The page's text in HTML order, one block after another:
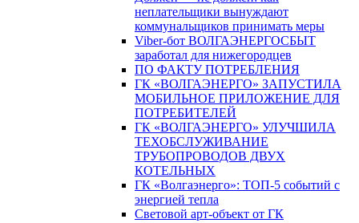
неплательщики вынуждают
коммунальщиков принимать меры
Viber-бот ВОЛГАЭНЕРГОСБЫТ
заработал для нижегородцев
ПО ФАКТУ ПОТРЕБЛЕНИЯ
ГК «ВОЛГАЭНЕРГО» ЗАПУСТИЛА
МОБИЛЬНОЕ ПРИЛОЖЕНИЕ ДЛЯ
ПОТРЕБИТЕЛЕЙ
ГК «ВОЛГАЭНЕРГО» УЛУЧШИЛА
ТЕХОБСЛУЖИВАНИЕ
ТРУБОПРОВОДОВ ДВУХ
КОТЕЛЬНЫХ
ГК «Волгаэнерго»: ТОП-5 событий с
энергией тепла
Световой арт-объект от ГК